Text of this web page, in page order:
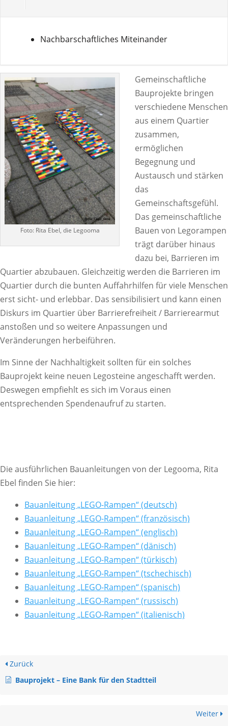
Nachbarschaftliches Miteinander
Foto: Rita Ebel, die Legooma
Gemeinschaftliche
Bauprojekte bringen
verschiedene Menschen
aus einem Quartier
zusammen,
ermöglichen
Begegnung und
Austausch und stärken
das
Gemeinschaftsgefühl.
Das gemeinschaftliche
Bauen von Legorampen
trägt darüber hinaus
dazu bei, Barrieren im
Quartier abzubauen. Gleichzeitig werden die Barrieren im
Quartier durch die bunten Auffahrhilfen für viele Menschen
erst sicht- und erlebbar. Das sensibilisiert und kann einen
Diskurs im Quartier über Barrierefreiheit / Barrierearmut
anstoßen und so weitere Anpassungen und
Veränderungen herbeiführen.
Im Sinne der Nachhaltigkeit sollten für ein solches
Bauprojekt keine neuen Legosteine angeschafft werden.
Deswegen empfiehlt es sich im Voraus einen
entsprechenden Spendenaufruf zu starten.
Die ausführlichen Bauanleitungen von der Legooma, Rita
Ebel finden Sie hier:
Bauanleitung „LEGO-Rampen“ (deutsch)
Bauanleitung „LEGO-Rampen“ (französisch)
Bauanleitung „LEGO-Rampen“ (englisch)
Bauanleitung „LEGO-Rampen“ (dänisch)
Bauanleitung „LEGO-Rampen“ (türkisch)
Bauanleitung „LEGO-Rampen“ (tschechisch)
Bauanleitung „LEGO-Rampen“ (spanisch)
Bauanleitung „LEGO-Rampen“ (russisch)
Bauanleitung „LEGO-Rampen“ (italienisch)
Zurück
Bauprojekt – Eine Bank für den Stadtteil
Weiter